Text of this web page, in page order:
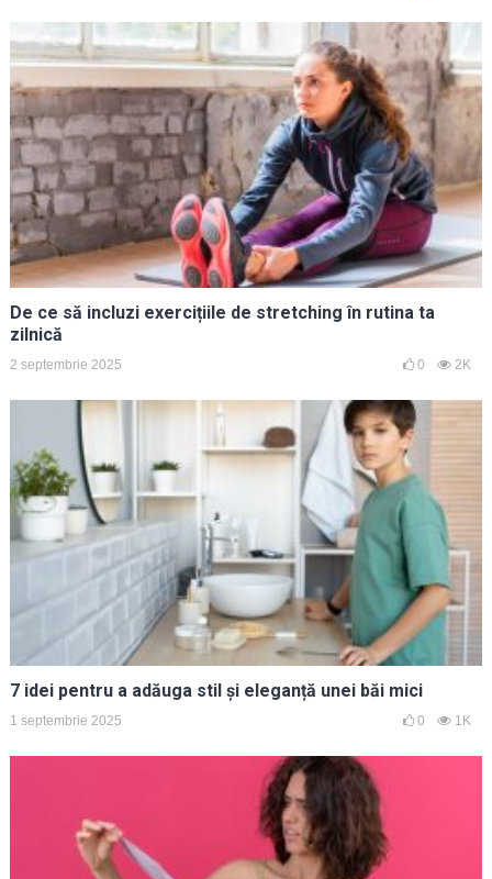
De ce să incluzi exercițiile de stretching în rutina ta
zilnică
2 septembrie 2025 0 2K
7 idei pentru a adăuga stil și eleganță unei băi mici
1 septembrie 2025 0 1K